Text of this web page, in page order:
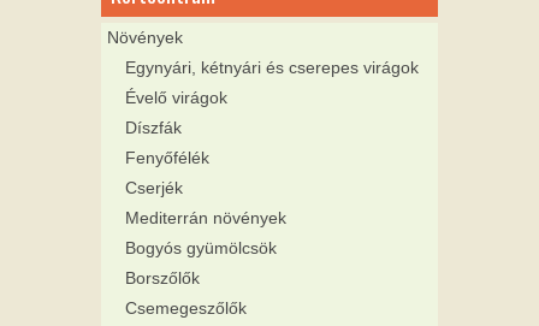
Növények
Egynyári, kétnyári és cserepes virágok
Évelő virágok
Díszfák
Fenyőfélék
Cserjék
Mediterrán növények
Bogyós gyümölcsök
Borszőlők
Csemegeszőlők